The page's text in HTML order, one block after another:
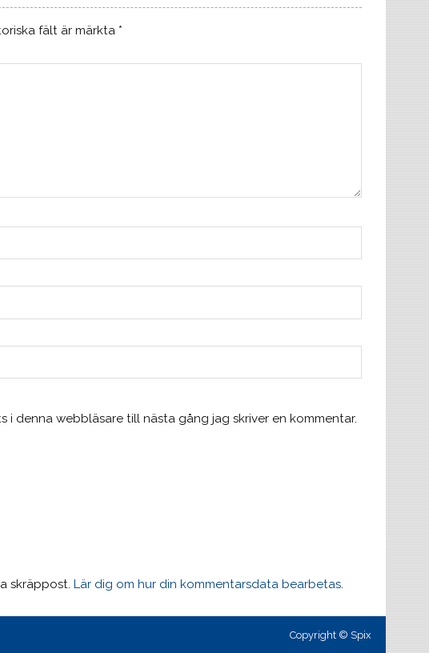
fält är märkta *
denna webbläsare till nästa gång jag skriver en kommentar.
skräppost. Lär dig om hur din kommentarsdata bearbetas.
Copyright © Spix